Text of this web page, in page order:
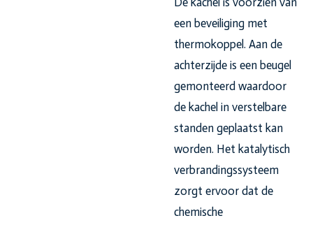
een beveiliging met
thermokoppel. Aan de
achterzijde is een beugel
gemonteerd waardoor
de kachel in verstelbare
standen geplaatst kan
worden. Het katalytisch
verbrandingssysteem
zorgt ervoor dat de
chemische